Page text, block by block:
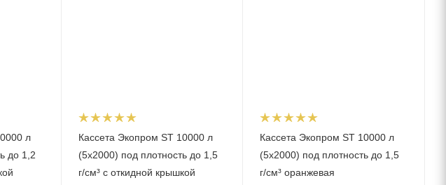
л
до 1,2
Кассета Экопром ST 10000 л
(5х2000) под плотность до 1,5
г/см³ с откидной крышкой
Кассета Экопром ST 10000 л
(5х2000) под плотность до 1,5
г/см³ оранжевая